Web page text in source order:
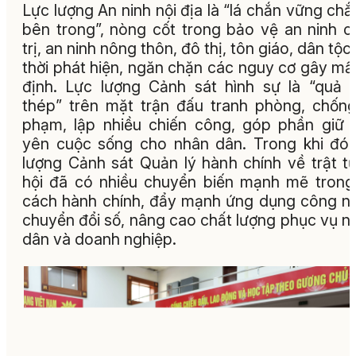
Lực lượng An ninh nội địa là “lá chắn vững
bên trong”, nòng cốt trong bảo vệ an ninh
trị, an ninh nông thôn, đô thị, tôn giáo, dân
thời phát hiện, ngăn chặn các nguy cơ gây
định. Lực lượng Cảnh sát hình sự là “quả
thép” trên mặt trận đấu tranh phòng,
phạm, lập nhiều chiến công, góp phần giữ
yên cuộc sống cho nhân dân. Trong khi
lượng Cảnh sát Quản lý hành chính về trật
hội đã có nhiều chuyển biến mạnh mẽ
cách hành chính, đẩy mạnh ứng dụng công
chuyển đổi số, nâng cao chất lượng phục vụ
dân và doanh nghiệp.